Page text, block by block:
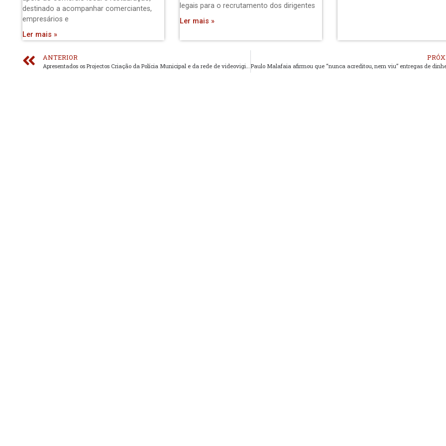
destinado a acompanhar comerciantes,
empresários e
Ler mais »
legais para o recrutamento dos dirigentes
Ler mais »
ANTERIOR